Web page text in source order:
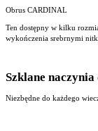
Obrus CARDINAL
Ten dostępny w kilku
wykończenia srebrnymi
Szklane
Niezbędne do każdego